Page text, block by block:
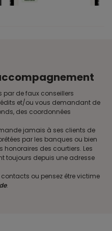
par de faux conseillers
et/ou vous demandant de
des coordonnées
jamais à ses clients de
par les banques ou bien
honoraires des courtiers. Les
toujours depuis une adresse
ou pensez être victime
.